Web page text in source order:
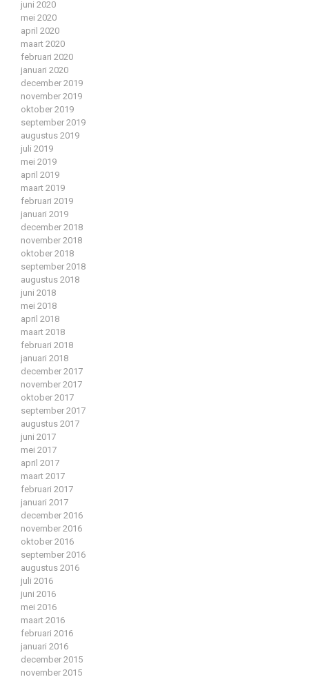
juni 2020
mei 2020
april 2020
maart 2020
februari 2020
januari 2020
december 2019
november 2019
oktober 2019
september 2019
augustus 2019
juli 2019
mei 2019
april 2019
maart 2019
februari 2019
januari 2019
december 2018
november 2018
oktober 2018
september 2018
augustus 2018
juni 2018
mei 2018
april 2018
maart 2018
februari 2018
januari 2018
december 2017
november 2017
oktober 2017
september 2017
augustus 2017
juni 2017
mei 2017
april 2017
maart 2017
februari 2017
januari 2017
december 2016
november 2016
oktober 2016
september 2016
augustus 2016
juli 2016
juni 2016
mei 2016
maart 2016
februari 2016
januari 2016
december 2015
november 2015